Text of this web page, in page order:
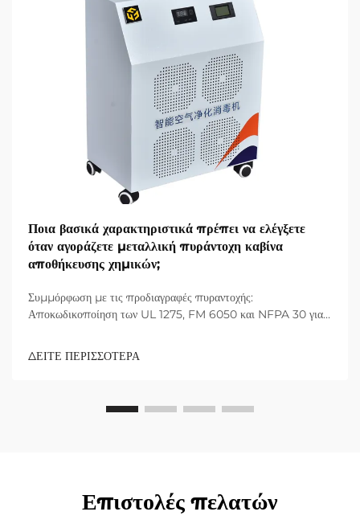
Ποια βασικά χαρακτηριστικά πρέπει να ελέγξετε
όταν αγοράζετε μεταλλική πυράντοχη καβίνα
αποθήκευσης χημικών;
Συμμόρφωση με τις προδιαγραφές πυραντοχής:
Αποκωδικοποίηση των UL 1275, FM 6050 και NFPA 30 για
από γενικές δηλώσεις "πυράντοχα". Πολλές γενικές ετικέτες
ΔΕΙΤΕ ΠΕΡΙΣΣΟΤΕΡΑ
Επιστολές πελατών